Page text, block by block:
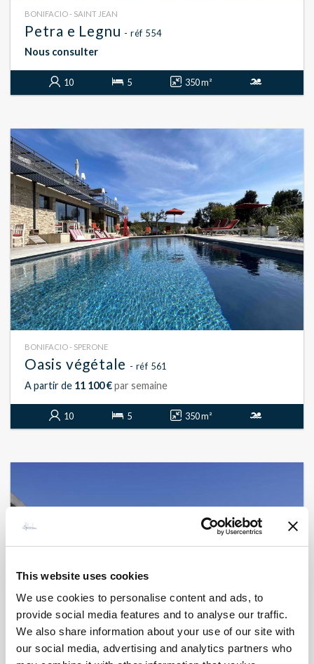
This website uses cookies
We use cookies to personalise content and ads, to
provide social media features and to analyse our traffic.
We also share information about your use of our site with
our social media, advertising and analytics partners who
BONIFACIO - SAINT JEAN
Petra e Legnu - réf 554
Nous consulter
10 5 350 m²
BONIFACIO - SPERONE
Oasis végétale - réf 561
A partir de 11 100 €par semaine
10 5 350 m²